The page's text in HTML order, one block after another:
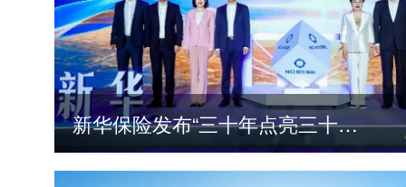
新华保险发布“三十年点亮三十城”全国人才计划